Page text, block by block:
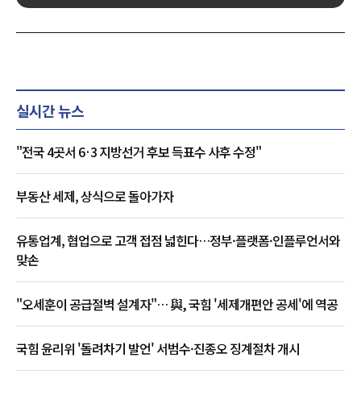
실시간 뉴스
"전국 4곳서 6·3 지방선거 후보 득표수 사후 수정"
부동산 세제, 상식으로 돌아가자
유통업계, 협업으로 고객 접점 넓힌다…정부·플랫폼·인플루언서와
맞손
"오세훈이 공급절벽 설계자"… 與, 국힘 '세제개편안 공세'에 역공
국힘 윤리위 '돌려차기 발언' 서범수·진종오 징계절차 개시